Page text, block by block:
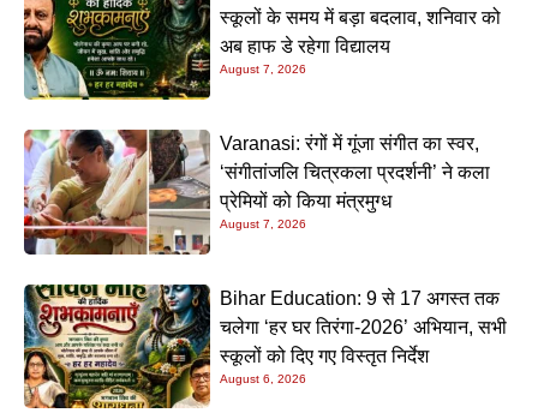
स्कूलों के समय में बड़ा बदलाव, शनिवार को
अब हाफ डे रहेगा विद्यालय
August 7, 2026
Varanasi: रंगों में गूंजा संगीत का स्वर,
‘संगीतांजलि चित्रकला प्रदर्शनी’ ने कला
प्रेमियों को किया मंत्रमुग्ध
August 7, 2026
Bihar Education: 9 से 17 अगस्त तक
चलेगा ‘हर घर तिरंगा-2026’ अभियान, सभी
स्कूलों को दिए गए विस्तृत निर्देश
August 6, 2026